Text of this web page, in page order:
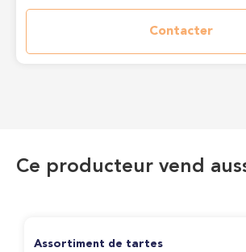
Contacter
Ce producteur vend
Assortiment de tartes